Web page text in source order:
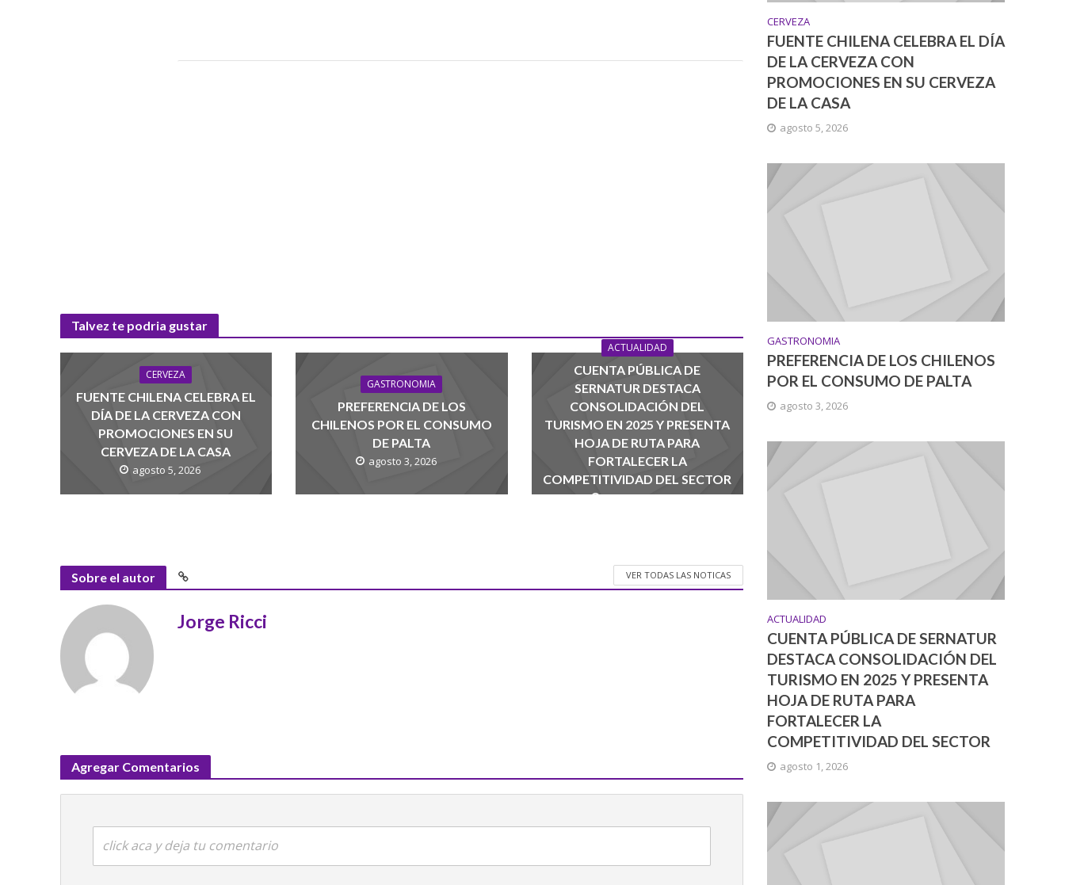
Talvez te podria gustar
CERVEZA
FUENTE CHILENA CELEBRA EL
DÍA DE LA CERVEZA CON
PROMOCIONES EN SU
CERVEZA DE LA CASA
agosto 5, 2026
GASTRONOMIA
PREFERENCIA DE LOS
CHILENOS POR EL CONSUMO
DE PALTA
agosto 3, 2026
ACTUALIDAD
CUENTA PÚBLICA DE
SERNATUR DESTACA
CONSOLIDACIÓN DEL
TURISMO EN 2025 Y PRESENTA
HOJA DE RUTA PARA
FORTALECER LA
COMPETITIVIDAD DEL SECTOR
agosto 1, 2026
Sobre el autor VER TODAS LAS NOTICAS
Jorge Ricci
Agregar Comentarios
click aca y deja tu comentario
CERVEZA
FUENTE CHILENA CELEBRA EL DÍA
DE LA CERVEZA CON
PROMOCIONES EN SU CERVEZA
DE LA CASA
agosto 5, 2026
GASTRONOMIA
PREFERENCIA DE LOS CHILENOS
POR EL CONSUMO DE PALTA
agosto 3, 2026
ACTUALIDAD
CUENTA PÚBLICA DE SERNATUR
DESTACA CONSOLIDACIÓN DEL
TURISMO EN 2025 Y PRESENTA
HOJA DE RUTA PARA
FORTALECER LA
COMPETITIVIDAD DEL SECTOR
agosto 1, 2026